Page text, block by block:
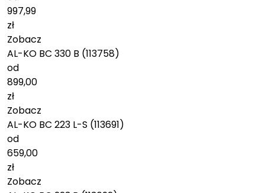
997,99
zł
Zobacz
AL-KO BC 330 B (113758)
od
899,00
zł
Zobacz
AL-KO BC 223 L-S (113691)
od
659,00
zł
Zobacz